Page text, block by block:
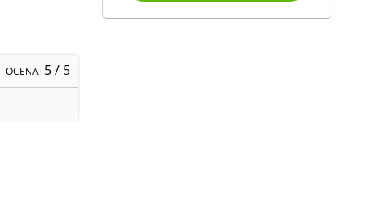
OCENA: 5/ 5